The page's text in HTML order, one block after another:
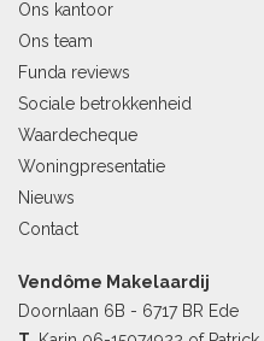
Ons kantoor
Ons team
Funda reviews
Sociale betrokkenheid
Waardecheque
Woningpresentatie
Nieuws
Contact
Vendôme Makelaardij
Doornlaan 6B - 6717 BR Ede